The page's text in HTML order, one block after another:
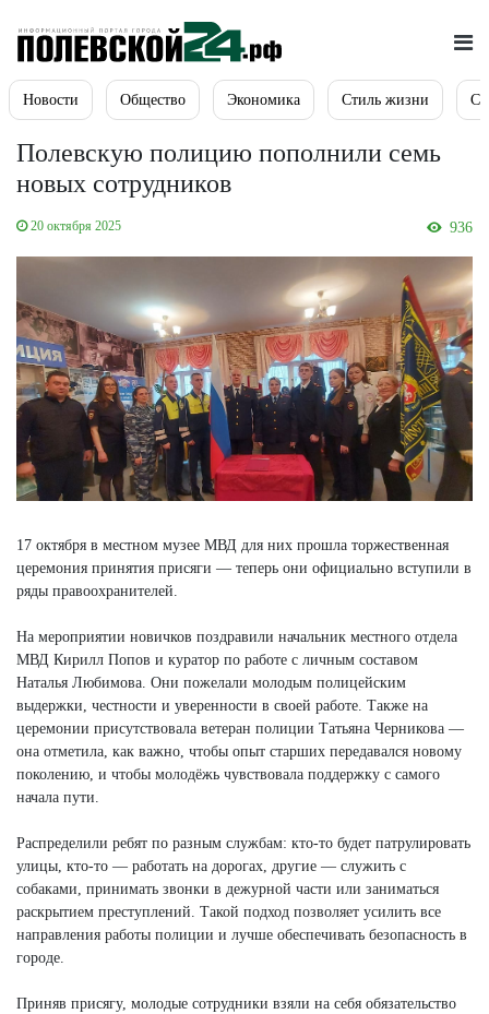
Новости Общество Экономика Стиль жизни
Полевскую полицию пополнили семь
новых сотрудников
20 октября 2025 936
17 октября в местном музее МВД для них прошла торжественная
церемония принятия присяги — теперь они официально вступили в
ряды правоохранителей.
На мероприятии новичков поздравили начальник местного отдела
МВД Кирилл Попов и куратор по работе с личным составом
Наталья Любимова. Они пожелали молодым полицейским
выдержки, честности и уверенности в своей работе. Также на
церемонии присутствовала ветеран полиции Татьяна Черникова —
она отметила, как важно, чтобы опыт старших передавался новому
поколению, и чтобы молодёжь чувствовала поддержку с самого
начала пути.
Распределили ребят по разным службам: кто-то будет патрулировать
улицы, кто-то — работать на дорогах, другие — служить с
собаками, принимать звонки в дежурной части или заниматься
раскрытием преступлений. Такой подход позволяет усилить все
направления работы полиции и лучше обеспечивать безопасность в
городе.
Приняв присягу, молодые сотрудники взяли на себя обязательство